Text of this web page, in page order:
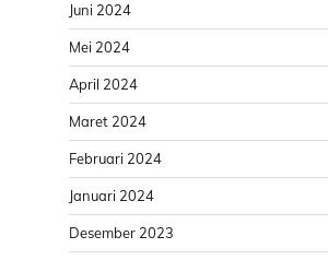
Juni 2024
Mei 2024
April 2024
Maret 2024
Februari 2024
Januari 2024
Desember 2023